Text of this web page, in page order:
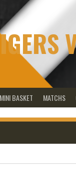
MINI BASKET MATCHS